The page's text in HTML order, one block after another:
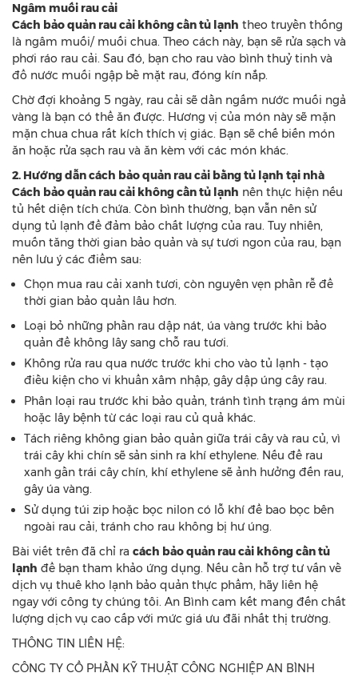
Ngâm muối rau cải
Cách bảo quản rau cải không cần tủ lạnh theo truyền thống
là ngâm muối/ muối chua. Theo cách này, bạn sẽ rửa sạch và
phơi ráo rau cải. Sau đó, bạn cho rau vào bình thuỷ tinh và
đổ nước muối ngập bề mặt rau, đóng kín nắp.
Chờ đợi khoảng 5 ngày, rau cải sẽ dần ngấm nước muối ngả
vàng là bạn có thể ăn được. Hương vị của món này sẽ mặn
mặn chua chua rất kích thích vị giác. Bạn sẽ chế biến món
ăn hoặc rửa sạch rau và ăn kèm với các món khác.
2. Hướng dẫn cách bảo quản rau cải bằng tủ lạnh tại nhà
Cách bảo quản rau cải không cần tủ lạnh nên thực hiện nếu
tủ hết diện tích chứa. Còn bình thường, bạn vẫn nên sử
dụng tủ lạnh để đảm bảo chất lượng của rau. Tuy nhiên,
muốn tăng thời gian bảo quản và sự tươi ngon của rau, bạn
nên lưu ý các điểm sau:
Chọn mua rau cải xanh tươi, còn nguyên vẹn phần rễ để
thời gian bảo quản lâu hơn.
Loại bỏ những phần rau dập nát, úa vàng trước khi bảo
quản để không lây sang chỗ rau tươi.
Không rửa rau qua nước trước khi cho vào tủ lạnh - tạo
điều kiện cho vi khuẩn xâm nhập, gây dập úng cây rau.
Phân loại rau trước khi bảo quản, tránh tình trạng ám mùi
hoặc lây bệnh từ các loại rau củ quả khác.
Tách riêng không gian bảo quản giữa trái cây và rau củ, vì
trái cây khi chín sẽ sản sinh ra khí ethylene. Nếu để rau
xanh gần trái cây chín, khí ethylene sẽ ảnh hưởng đến rau,
gây úa vàng.
Sử dụng túi zip hoặc bọc nilon có lỗ khí để bao bọc bên
ngoài rau cải, tránh cho rau không bị hư úng.
Bài viết trên đã chỉ ra cách bảo quản rau cải không cần tủ
lạnh để bạn tham khảo ứng dụng. Nếu cần hỗ trợ tư vấn về
dịch vụ thuê kho lạnh bảo quản thực phẩm, hãy liên hệ
ngay với công ty chúng tôi. An Bình cam kết mang đến chất
lượng dịch vụ cao cấp với mức giá ưu đãi nhất thị trường.
THÔNG TIN LIÊN HỆ:
CÔNG TY CỔ PHẦN KỸ THUẬT CÔNG NGHIỆP AN BÌNH